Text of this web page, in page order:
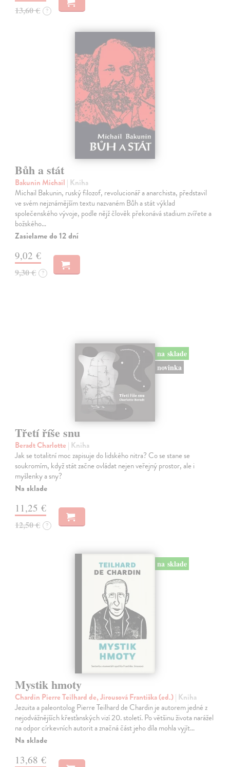
13,60 € ?
Bůh a stát
Bakunin Michail | Kniha
Michail Bakunin, ruský filozof, revolucionář a anarchista, představil
ve svém nejznámějším textu nazvaném Bůh a stát výklad
společenského vývoje, podle nějž člověk překonává stadium zvířete a
božského…
Zasielame do 12 dní
9,02 €
9,30 € ?
na sklade
novinka
Třetí říše snu
Beradt Charlotte | Kniha
Jak se totalitní moc zapisuje do lidského nitra? Co se stane se
soukromím, když stát začne ovládat nejen veřejný prostor, ale i
myšlenky a sny?
Na sklade
11,25 €
12,50 € ?
na sklade
Mystik hmoty
Chardin Pierre Teilhard de, Jirousová Františka (ed.)| Kniha
Jezuita a paleontolog Pierre Teilhard de Chardin je autorem jedné z
nejodvážnějších křesťanských vizí 20. století. Po většinu života narážel
na odpor církevních autorit a značná část jeho díla mohla vyjít…
Na sklade
13,68 €